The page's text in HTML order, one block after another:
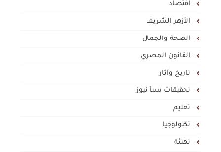
اقتصاد
الأزهر الشريف
الصحة والجمال
القانون المصري
تاريخ وآثار
تحقيقات سبأ نيوز
تعليم
تكنولوجيا
تهنئة